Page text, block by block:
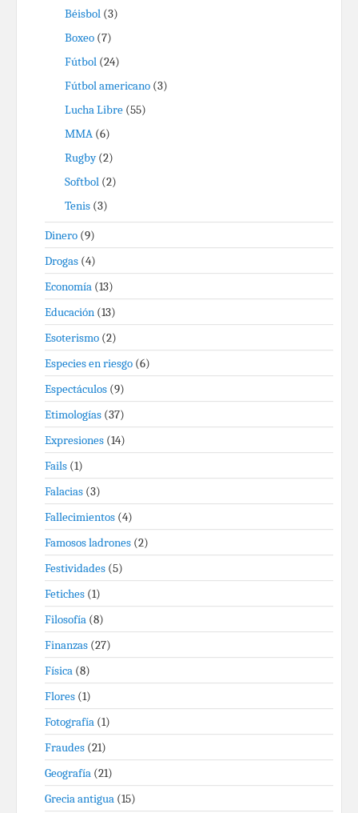
Béisbol (3)
Boxeo (7)
Fútbol (24)
Fútbol americano (3)
Lucha Libre (55)
MMA (6)
Rugby(2)
Softbol (2)
Tenis (3)
Dinero (9)
Drogas (4)
Economía (13)
Educación (13)
Esoterismo (2)
Especies en riesgo (6)
Espectáculos (9)
Etimologías (37)
Expresiones (14)
Fails (1)
Falacias (3)
Fallecimientos (4)
Famosos ladrones (2)
Festividades (5)
Fetiches (1)
Filosofía (8)
Finanzas (27)
Física (8)
Flores (1)
Fotografía (1)
Fraudes (21)
Geografía (21)
Grecia antigua (15)